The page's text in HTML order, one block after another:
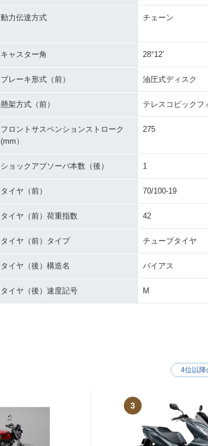
動力伝達方式 チェーン
キャスター角 28°12′
ブレーキ形式（前） 油圧式ディスク
懸架方式（前） テレスコピックフ
フロントサスペンションストローク
(mm）
275
ショックアブソーバ本数（後） 1
タイヤ（前） 70/100-19
タイヤ（前）荷重指数 42
タイヤ（前）タイプ チューブタイヤ
タイヤ（後）構造名 バイアス
タイヤ（後）速度記号 M
3
4位以降